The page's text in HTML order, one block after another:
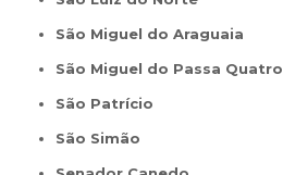
São Miguel do Araguaia
São Miguel do Passa Quatro
São Patrício
São Simão